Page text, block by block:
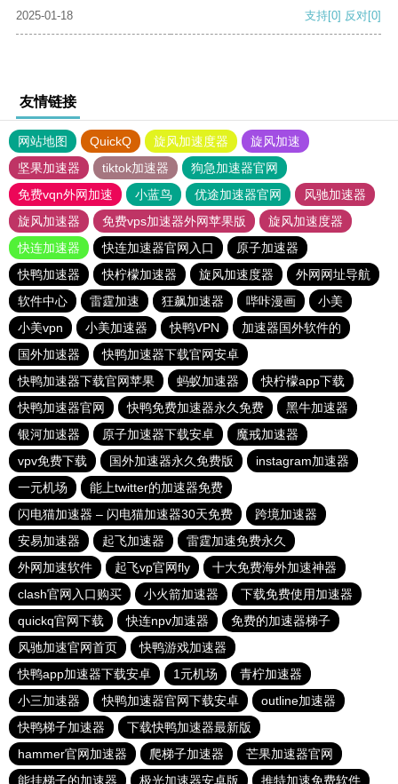
2025-01-18
支持[0] 反对[0]
友情链接
网站地图 QuickQ 旋风加速度器
旋风加速
坚果加速器
tiktok加速器
狗急加速器官网
免费vqn外网加速
小蓝鸟 优途加速器官网
风驰加速器
旋风加速器
免费vps加速器外网苹果版
旋风加速度器
快连加速器
快连加速器官网入口
原子加速器
快鸭加速器
快柠檬加速器 旋风加速度器
外网网址导航
软件中心
雷霆加速 狂飙加速器 哔咔漫画
小美
小美vpn
小美加速器 快鸭VPN
加速器国外软件的
国外加速器
快鸭加速器下载官网安卓
快鸭加速器下载官网苹果
蚂蚁加速器
快柠檬app下载
快鸭加速器官网
快鸭免费加速器永久免费
黑牛加速器
银河加速器
原子加速器下载安卓
魔戒加速器
vpv免费下载
国外加速器永久免费版
instagram加速器
一元机场
能上twitter的加速器免费
闪电猫加速器 – 闪电猫加速器30天免费
跨境加速器
安易加速器
起飞加速器
雷霆加速免费永久
外网加速软件
起飞vp官网fly
十大免费海外加速神器
clash官网入口购买
小火箭加速器
下载免费使用加速器
quickq官网下载
快连npv加速器
免费的加速器梯子
风驰加速官网首页
快鸭游戏加速器
快鸭app加速器下载安卓
1元机场
青柠加速器
小三加速器
快鸭加速器官网下载安卓
outline加速器
快鸭梯子加速器
下载快鸭加速器最新版
hammer官网加速器
爬梯子加速器
芒果加速器官网
能挂梯子的加速器
极光加速器安卓版 推特加速免费软件